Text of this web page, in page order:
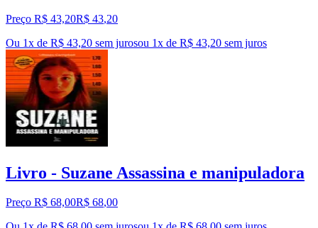
Preço R$ 43,20R$ 43,20
Ou 1x de R$ 43,20 sem jurosou 1x de R$ 43,20 sem juros
Livro - Suzane Assassina e manipuladora
Preço R$ 68,00R$ 68,00